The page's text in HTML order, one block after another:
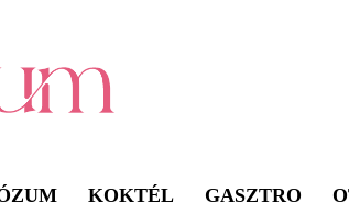
KOKTÉL GASZTRO